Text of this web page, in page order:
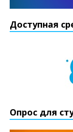
Доступная
Опрос для